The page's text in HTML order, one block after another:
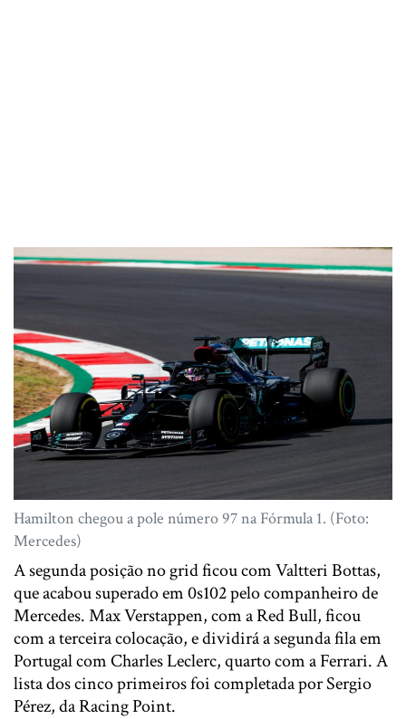
Hamilton chegou a pole número 97 na Fórmula 1. (Foto:
Mercedes)
A segunda posição no grid ficou com Valtteri Bottas,
que acabou superado em 0s102 pelo companheiro de
Mercedes. Max Verstappen, com a Red Bull, ficou
com a terceira colocação, e dividirá a segunda fila em
Portugal com Charles Leclerc, quarto com a Ferrari. A
lista dos cinco primeiros foi completada por Sergio
Pérez, da Racing Point.